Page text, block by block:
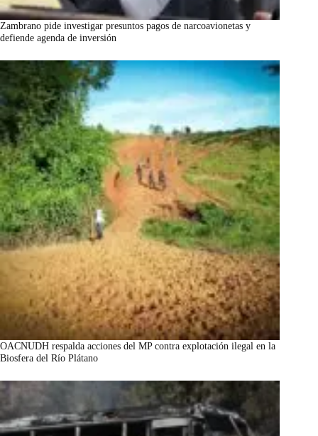
Zambrano pide investigar presuntos pagos de narcoavionetas y
defiende agenda de inversión
OACNUDH respalda acciones del MP contra explotación ilegal en la
Biosfera del Río Plátano